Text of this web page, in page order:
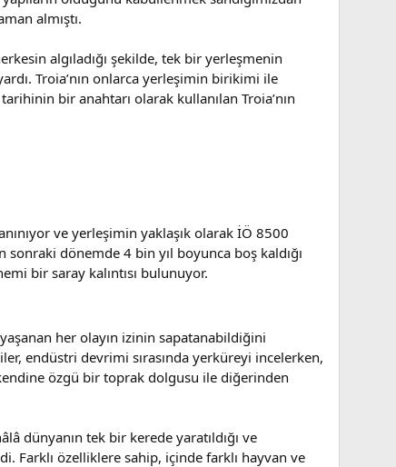
almıştı.
algıladığı şekilde, tek bir yerleşmenin
Troia’nın onlarca yerleşimin birikimi ile
bir anahtarı olarak kullanılan Troia’nın
ve yerleşimin yaklaşık olarak İÖ 8500
dönemde 4 bin yıl boyunca boş kaldığı
bir saray kalıntısı bulunuyor.
her olayın izinin sapatanabildiğini
endüstri devrimi sırasında yerküreyi incelerken,
özgü bir toprak dolgusu ile diğerinden
dünyanın tek bir kerede yaratıldığı ve
Farklı özelliklere sahip, içinde farklı hayvan ve